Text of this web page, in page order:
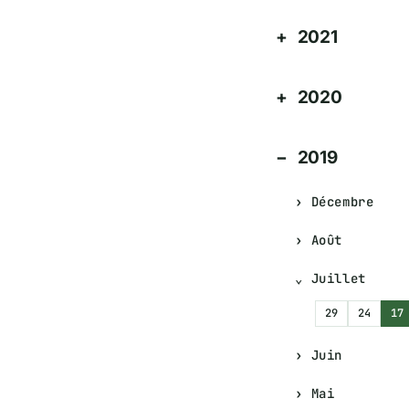
2021
2020
2019
Décembre
Août
Juillet
29 24 17
Juin
Mai